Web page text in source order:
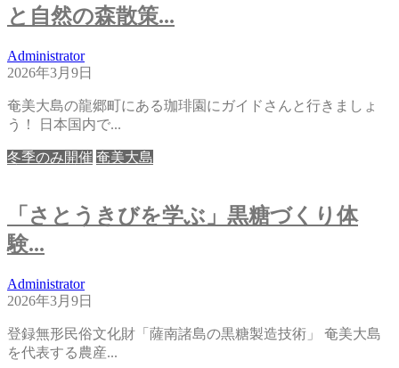
と自然の森散策...
Administrator
2026年3月9日
奄美大島の龍郷町にある珈琲園にガイドさんと行きましょ
う！ 日本国内で...
冬季のみ開催 奄美大島
「さとうきびを学ぶ」黒糖づくり体
験...
Administrator
2026年3月9日
登録無形民俗文化財「薩南諸島の黒糖製造技術」 奄美大島
を代表する農産...